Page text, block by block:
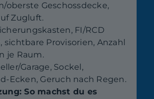
oberste Geschossdecke,
Zugluft.
FI/RCD
sichtbare Provisorien, Anzahl
je Raum.
Garage, Sockel,
Ecken, Geruch nach Regen.
So machst du es